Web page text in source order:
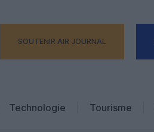
SOUTENIR AIR JOURNAL
Technologie
Tourisme